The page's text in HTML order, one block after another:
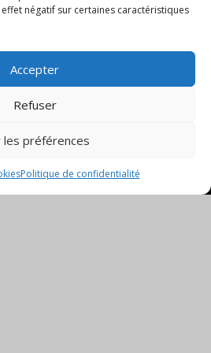
négatif sur certaines caractéristiques
Accepter
Refuser
les préférences
Politique de confidentialité
dispose d’une
collective et des
qui
comme
»